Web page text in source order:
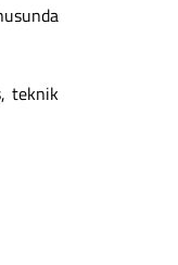
teknik